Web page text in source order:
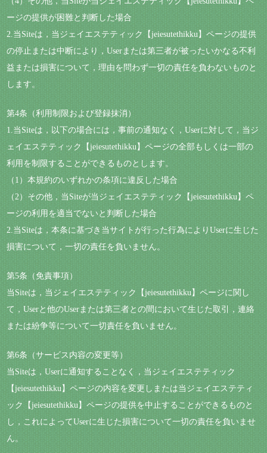
ージの提供が困難と判断した場合
2.当Siteは，当ジェイエステティック【jeiesutethikku】ページの提供
の停止または中断により，Userまたは第三者が被ったいかなる不利
益または損害について，理由を問わず一切の責任を負わないものと
します。
第4条（利用制限および登録抹消）
1.当Siteは，以下の場合には，事前の通知なく，Userに対して，当ジ
ェイエステティック【jeiesutethikku】ページの全部もしくは一部の
利用を制限することができるものとします。
（1）本規約のいずれかの条項に違反した場合
（2）その他，当Siteが当ジェイエステティック【jeiesutethikku】ペ
ージの利用を適当でないと判断した場合
2.当Siteは，本条に基づき当サイトが行った行為によりUserに生じた
損害について，一切の責任を負いません。
第5条（免責事項）
当Siteは，当ジェイエステティック【jeiesutethikku】ページに関し
て，Userと他のUserまたは第三者との間において生じた取引，連絡
または紛争等について一切責任を負いません。
第6条（サービス内容の変更等）
当Siteは，Userに通知することなく，当ジェイエステティック
【jeiesutethikku】ページの内容を変更しまたは当ジェイエステティ
ック【jeiesutethikku】ページの提供を中止することができるものと
し，これによってUserに生じた損害について一切の責任を負いませ
ん。